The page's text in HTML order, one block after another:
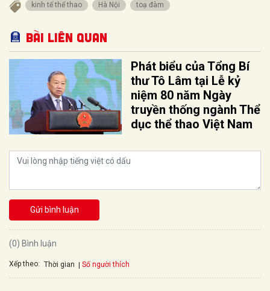
kinh tế thể thao Hà Nội toạ đàm
Bài liên quan
Phát biểu của Tổng Bí
thư Tô Lâm tại Lễ kỷ
niệm 80 năm Ngày
truyền thống ngành Thể
dục thể thao Việt Nam
Gửi bình luận
(0) Bình luận
Xếp theo: Thời gian Số người thích